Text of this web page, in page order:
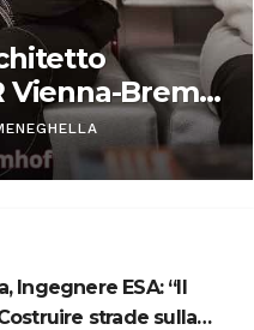
Vienna-Brema:
per lo
Ingegnere ESA: “Il
strade sulla